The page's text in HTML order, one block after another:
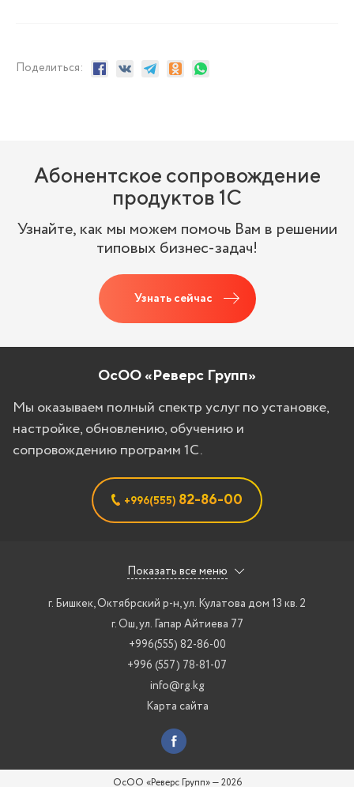
Поделиться:
Абонентское сопровождение
продуктов 1C
Узнайте, как мы можем помочь Вам в решении
типовых бизнес-задач!
Узнать сейчас
ОсОО «Реверс Групп»
Мы оказываем полный спектр услуг по установке,
настройке, обновлению, обучению и
сопровождению программ 1С.
+996(555) 82-86-00
Показать все меню
г. Бишкек,Октябрский р-н, ул. Кулатова дом 13 кв. 2
г. Ош,ул. Гапар Айтиева 77
+996(555) 82-86-00
+996 (557) 78-81-07
info@rg.kg
Карта сайта
ОсОО «Реверс Групп»—2026